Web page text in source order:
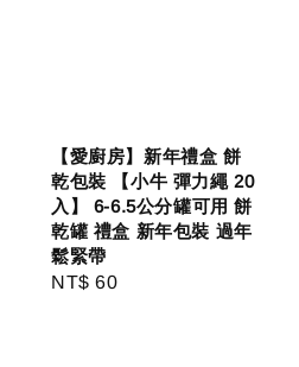
【愛廚房】新年禮盒 餅
乾包裝 【小牛 彈力繩 20
入】 6-6.5公分罐可用 餅
乾罐 禮盒 新年包裝 過年
鬆緊帶
Regular
NT$ 60